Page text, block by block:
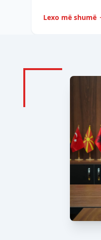
Lexo më shumë